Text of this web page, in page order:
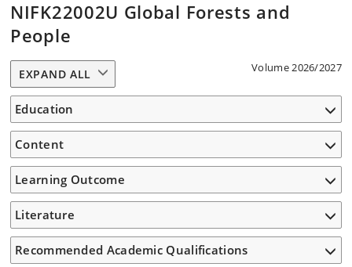
NIFK22002U Global Forests and
People
Volume 2026/2027
EXPAND ALL
Education
Content
Learning Outcome
Literature
Recommended Academic Qualifications